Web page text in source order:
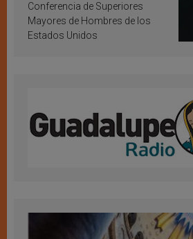
Conferencia de Superiores
Mayores de Hombres de los
Estados Unidos